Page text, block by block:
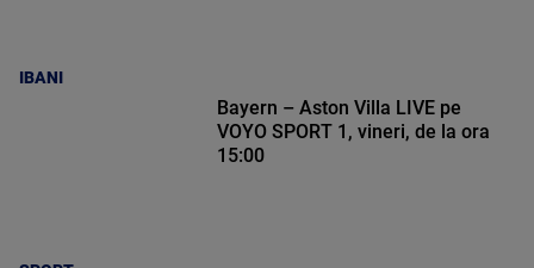
IBANI
Bayern – Aston Villa LIVE pe
VOYO SPORT 1, vineri, de la ora
15:00